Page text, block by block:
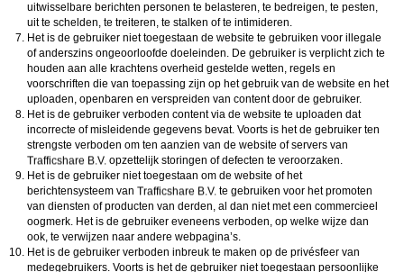
uitwisselbare berichten personen te belasteren, te bedreigen, te pesten,
uit te schelden, te treiteren, te stalken of te intimideren.
Het is de gebruiker niet toegestaan de website te gebruiken voor illegale
of anderszins ongeoorloofde doeleinden. De gebruiker is verplicht zich te
houden aan alle krachtens overheid gestelde wetten, regels en
voorschriften die van toepassing zijn op het gebruik van de website en het
uploaden, openbaren en verspreiden van content door de gebruiker.
Het is de gebruiker verboden content via de website te uploaden dat
incorrecte of misleidende gegevens bevat. Voorts is het de gebruiker ten
strengste verboden om ten aanzien van de website of servers van
opzettelijk storingen of defecten te veroorzaken.
Het is de gebruiker niet toegestaan om de website of het
berichtensysteem van
te gebruiken voor het promoten
van diensten of producten van derden, al dan niet met een commercieel
oogmerk. Het is de gebruiker eveneens verboden, op welke wijze dan
ook, te verwijzen naar andere webpagina’s.
Het is de gebruiker verboden inbreuk te maken op de privésfeer van
medegebruikers. Voorts is het de gebruiker niet toegestaan persoonlijke